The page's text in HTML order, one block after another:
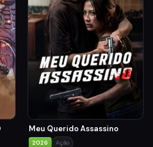
Meu Querido Assassino
2026 Ação